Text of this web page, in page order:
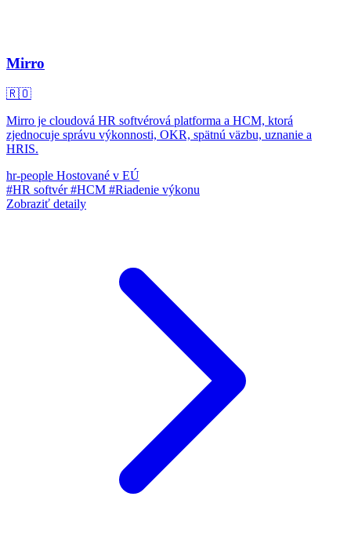
Mirro
🇷🇴
Mirro je cloudová HR softvérová platforma a HCM, ktorá
zjednocuje správu výkonnosti, OKR, spätnú väzbu, uznanie a
HRIS.
hr-people Hostované v EÚ
#HR softvér#HCM #Riadenie výkonu
Zobraziť detaily